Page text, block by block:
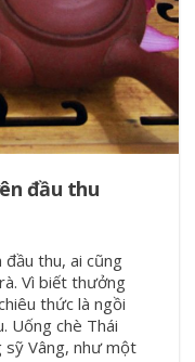
đầu thu
thu, ai cũng
Vì biết thưởng
thức là ngồi
Uống chè Thái
Vâng, như một